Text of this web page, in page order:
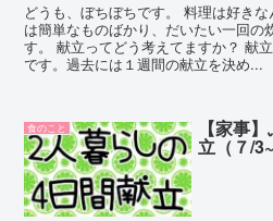
どうも、ぼちぼちです。 料理は好き
は簡単なものばかり、だいたい一回の
す。 献立ってどう考えてますか？ 献
です。過去には１週間の献立を決め...
食のこと 【家事
立（７/